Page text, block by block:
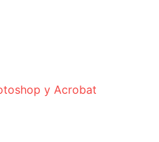
y Acrobat